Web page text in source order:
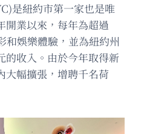
是紐約市第一家也是唯
開業以來，每年為超過
和娛樂體驗，並為紐約州
的收入。由於今年取得新
大幅擴張，增聘千名荷